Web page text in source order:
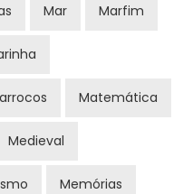
Mar Marfim
Matemática
Medieval
Memórias